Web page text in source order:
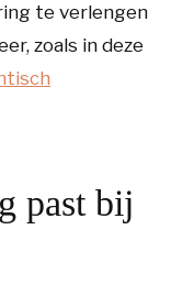
te verlengen
zoals in deze
past bij